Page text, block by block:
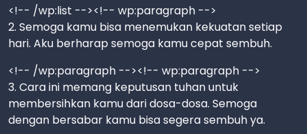
<!-- /wp:list --><!-- wp:paragraph -->
2. Semoga kamu bisa menemukan kekuatan setiap
hari. Aku berharap semoga kamu cepat sembuh.
<!-- /wp:paragraph --><!-- wp:paragraph -->
3. Cara ini memang keputusan tuhan untuk
membersihkan kamu dari dosa-dosa. Semoga
dengan bersabar kamu bisa segera sembuh ya.